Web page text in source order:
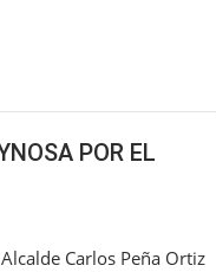
POR EL
Carlos Peña Ortiz